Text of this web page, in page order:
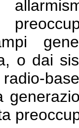
o dai